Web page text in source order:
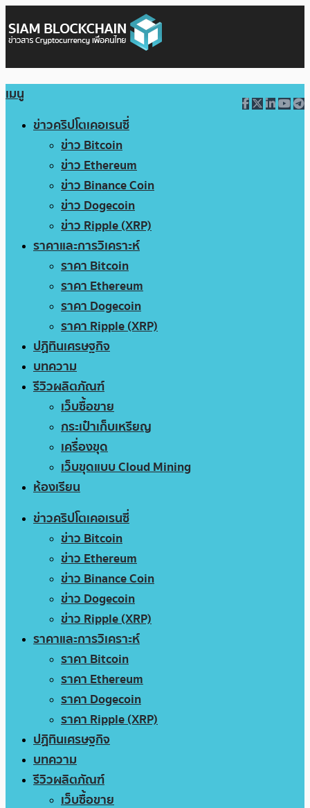
เมนู
ข่าวคริปโตเคอเรนซี่
ข่าว Bitcoin
ข่าว Ethereum
ข่าว Binance Coin
ข่าว Dogecoin
ข่าว Ripple (XRP)
ราคาและการวิเคราะห์
ราคา Bitcoin
ราคา Ethereum
ราคา Dogecoin
ราคา Ripple (XRP)
ปฏิทินเศรษฐกิจ
บทความ
รีวิวผลิตภัณฑ์
เว็บซื้อขาย
กระเป๋าเก็บเหรียญ
เครื่องขุด
เว็บขุดแบบ Cloud Mining
ห้องเรียน
ข่าวคริปโตเคอเรนซี่
ข่าว Bitcoin
ข่าว Ethereum
ข่าว Binance Coin
ข่าว Dogecoin
ข่าว Ripple (XRP)
ราคาและการวิเคราะห์
ราคา Bitcoin
ราคา Ethereum
ราคา Dogecoin
ราคา Ripple (XRP)
ปฏิทินเศรษฐกิจ
บทความ
รีวิวผลิตภัณฑ์
เว็บซื้อขาย